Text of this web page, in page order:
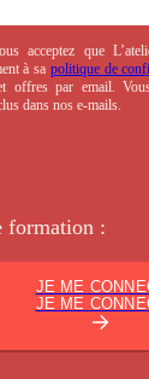
acceptez que
à sa politique de
offres par email.
dans nos e-mails.
formation :
JE ME
JE ME